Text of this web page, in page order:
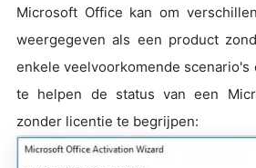
Microsoft Office kan om
weergegeven als een product
enkele veelvoorkomende scenario's
te helpen de status van een
zonder licentie te begrijpen: